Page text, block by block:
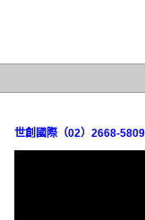
世創國際（02）2668-5809